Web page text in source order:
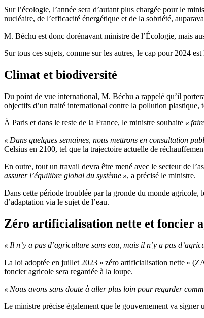
Sur l’écologie, l’année sera d’autant plus chargée pour le
nucléaire, de l’efficacité énergétique et de la sobriété,
M. Béchu est donc dorénavant ministre de l’Écologie, mais
Sur tous ces sujets, comme sur les autres, le cap pour 2024
Climat et biodiversité
Du point de vue international, M. Béchu a rappelé qu’il
objectifs d’un traité international contre la pollution plastique,
À Paris et dans le reste de la France, le ministre souhaite «
« Dans quelques semaines, nous mettrons en consultation
Celsius en 2100, tel que la trajectoire actuelle de
En outre, tout un travail devra être mené avec le secteur de
assurer l’équilibre global du système », a précisé le ministre.
Dans cette période troublée par la gronde du monde
d’adaptation via le sujet de l’eau.
Zéro artificialisation nette et foncier
« Il n’y a pas d’agriculture sans eau, mais il n’y a pas
La loi adoptée en juillet 2023 « zéro artificialisation nette »
foncier agricole sera regardée à la loupe.
« Nous avons sans doute à aller plus loin pour regarder
Le ministre précise également que le gouvernement va signer